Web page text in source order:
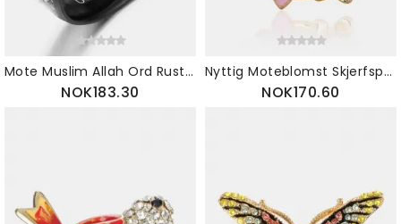
Mote Muslim Allah Ord Rustfritt Stål Ringer Religiøse 8 mm Flerfargede Gullringer For Menn Kvinner
NOK183.30
Nyttig Moteblomst Skjerfspenne Klærtilbehør Beste Smykkegave Til Henne
NOK170.60